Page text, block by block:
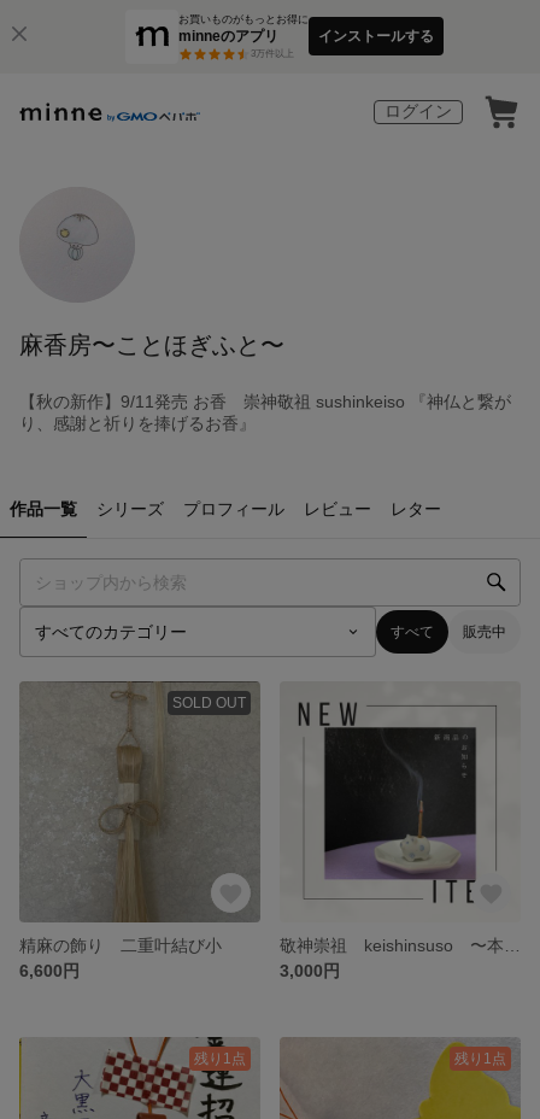
お買いものがもっとお得に
minneのアプリ
3万件以上
インストールする
ログイン
麻香房〜ことほぎふと〜
【秋の新作】9/11発売 お香 崇神敬祖 sushinkeiso 『神仏と繋が
り、感謝と祈りを捧げるお香』
作品一覧 シリーズ プロフィール レビュー レター
すべて 販売中
SOLD OUT
精麻の飾り 二重叶結び小
6,600円
3,000円
残り1点 残り1点